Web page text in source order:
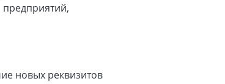
предприятий,
новых реквизитов